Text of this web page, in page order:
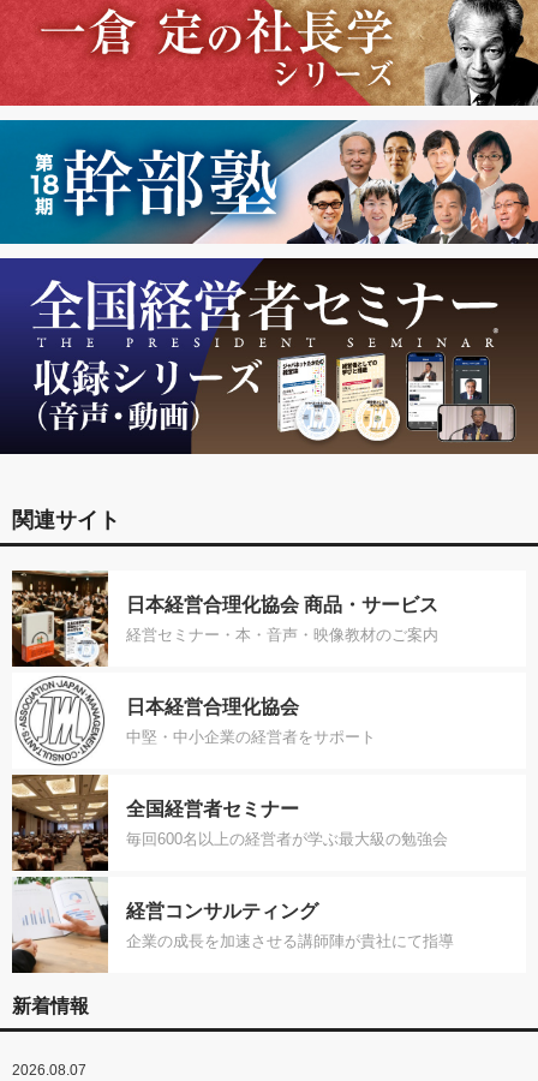
関連サイト
日本経営合理化協会 商品・サービス
経営セミナー・本・音声・映像教材のご案内
日本経営合理化協会
中堅・中小企業の経営者をサポート
全国経営者セミナー
毎回600名以上の経営者が学ぶ最大級の勉強会
経営コンサルティング
企業の成長を加速させる講師陣が貴社にて指導
新着情報
2026.08.07